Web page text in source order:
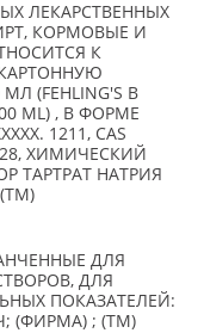
ЛЕКАРСТВЕННЫХ
КОРМОВЫЕ И
К
(FEHLING'S B
ML) , В ФОРМЕ
1211, CAS
ХИМИЧЕСКИЙ
ТАРТРАТ НАТРИЯ
ДЛЯ
ДЛЯ
ПОКАЗАТЕЛЕЙ:
(ФИРМА) ; (TM)